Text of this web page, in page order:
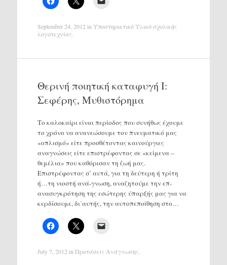
September 24, 2012 in Υποστηρικτικό Υλικό σχολικής
λογοτεχνίας.
Θερινή ποιητική καταφυγή Ι:
Σεφέρης, Μυθιστόρημα
Το καλοκαίρι είναι περίοδος που συνήθως έχουμε
το χρόνο να ανανεώσουμε τον πνευματικό μας
«οπλισμό» είτε προσθέτοντας καινούργιες
αναγνώσεις είτε επιστρέφοντας σε «κείμενα –
θεμέλια» που καθόρισαν τη ζωή μας.
Επιστρέφοντας σ’ αυτά, για τη δεύτερη ή τρίτη
ή…τη νιοστή ανά-γνωση, αναζητούμε την επ-
ανασυγκρότηση της εσώτερης ύπαρξής μας για να
κερδίσουμε, δι΄αυτής, την αυτοπεποίθηση στο…
July 7, 2012 in Προτάσεις Ανάγνωσης.